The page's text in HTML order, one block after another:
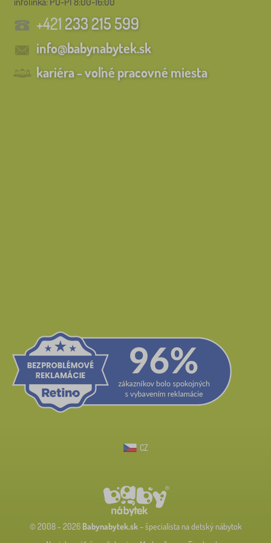
FILTROVANIE
+421233 215 599
info@babynabytek.sk
kariéra - voľné pracovné miesta
CZ
© 2008 - 2026 Babynabytek.sk– špecialista na detský nábytok